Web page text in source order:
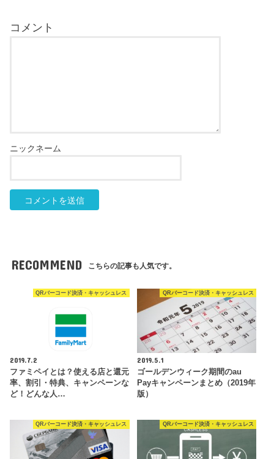
RECOMMEND こちらの記事も人気です。
QRバーコード決済・キャッシュレス
2019.7.2
ファミペイとは？使える店と還元
率、割引・特典、キャンペーンな
ど！どんな人…
QRバーコード決済・キャッシュレス
2019.5.1
ゴールデンウィーク期間のau
Payキャンペーンまとめ（2019年
版）
QRバーコード決済・キャッシュレス QRバーコード決済・キャッシュレス